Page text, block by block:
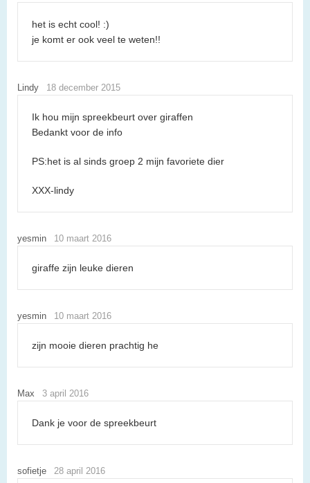
het is echt cool! :)
je komt er ook veel te weten!!
Lindy 18 december 2015
Ik hou mijn spreekbeurt over giraffen
Bedankt voor de info
PS:het is al sinds groep 2 mijn favoriete dier
XXX-lindy
yesmin 10 maart 2016
giraffe zijn leuke dieren
yesmin 10 maart 2016
zijn mooie dieren prachtig he
Max 3 april 2016
Dank je voor de spreekbeurt
sofietje 28 april 2016